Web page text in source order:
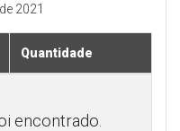
2021
Quantidade
encontrado.